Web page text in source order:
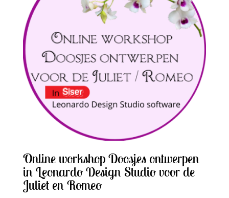
Online workshop Doosjes ontwerpen
in Leonardo Design Studio voor de
Juliet en Romeo